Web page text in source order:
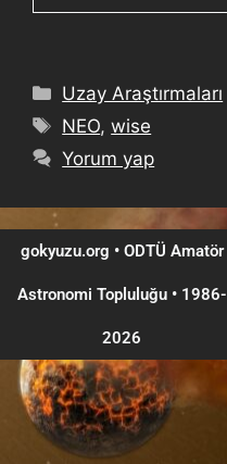
Uzay Araştırmaları
NEO,wise
Yorum yap
gokyuzu.org • ODTÜ Amatör
Astronomi Topluluğu •1986-
2026